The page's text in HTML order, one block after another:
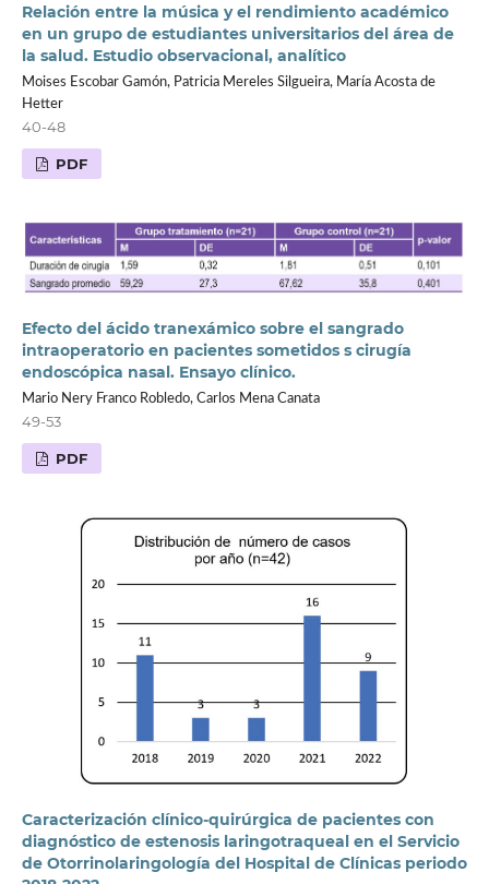
Relación entre la música y el rendimiento académico
en un grupo de estudiantes universitarios del área de
la salud. Estudio observacional, analítico
Moises Escobar Gamón, Patricia Mereles Silgueira, María Acosta de
Hetter
40-48
PDF
Efecto del ácido tranexámico sobre el sangrado
intraoperatorio en pacientes sometidos s cirugía
endoscópica nasal. Ensayo clínico.
Mario Nery Franco Robledo, Carlos Mena Canata
49-53
PDF
Caracterización clínico-quirúrgica de pacientes con
diagnóstico de estenosis laringotraqueal en el Servicio
de Otorrinolaringología del Hospital de Clínicas periodo